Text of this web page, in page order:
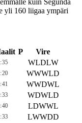
kuin Segunda
yli 160 liigaa ympäri
P
Vire
WLDLW
WWWLD
WWDWL
WDWLD
LDWWL
LWWDD